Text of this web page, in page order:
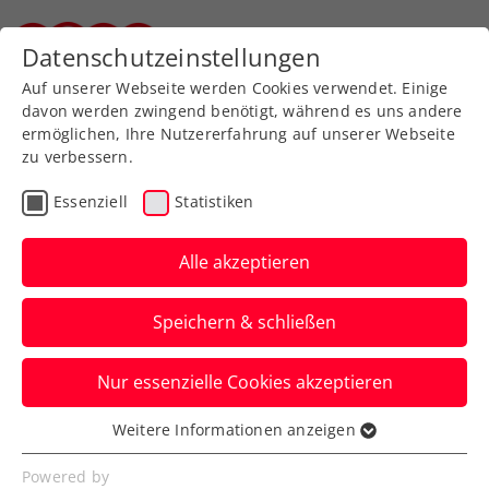
Zurück zur Newsübersicht
Davis Cup
Davis Cup Österreich –
Belgien in Wien: Jetzt
Karten sichern!
Unterstützt das KURIER Austria Davis Cup
Team auf dem Weg unter die besten acht
Nationen der Welt.
Verfasst von: Manuel Wachta, 19.05.2026
Datenschutzeinstellungen
Auf unserer Webseite werden Cookies verwendet. Einige
davon werden zwingend benötigt, während es uns andere
ermöglichen, Ihre Nutzererfahrung auf unserer Webseite
zu verbessern.
Essenziell Statistiken
Alle akzeptieren
Speichern & schließen
Nur essenzielle Cookies akzeptieren
Essenziell
Essenzielle Cookies werden für grundlegende
Weitere Informationen anzeigen
Powered by